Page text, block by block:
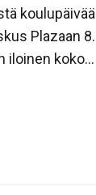
koulupäivää
Plazaan
iloinen koko...